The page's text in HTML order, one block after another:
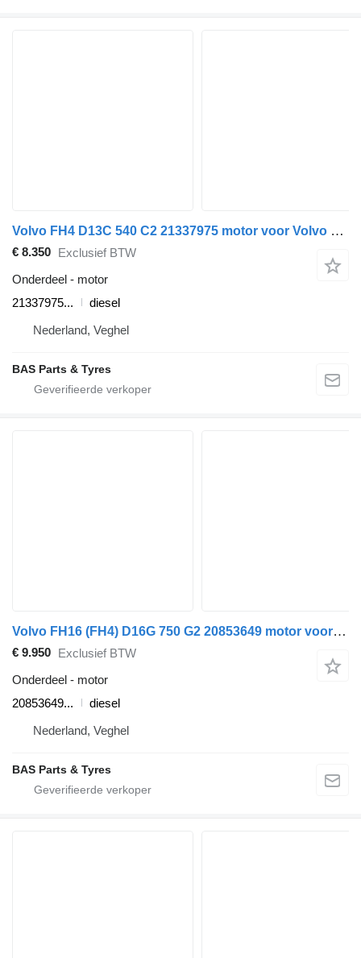
Volvo FH4 D13C 540 C2 21337975 motor voor Volvo FH4 vrachtwagen
€ 8.350 Exclusief BTW
Onderdeel - motor
21337975...
diesel
Nederland, Veghel
BAS Parts & Tyres
Volvo FH16 (FH4) D16G 750 G2 20853649 motor voor Volvo FH16 (FH4) vrachtwagen
€ 9.950
Exclusief BTW
Onderdeel - motor
20853649...
diesel
Nederland, Veghel
BAS Parts & Tyres